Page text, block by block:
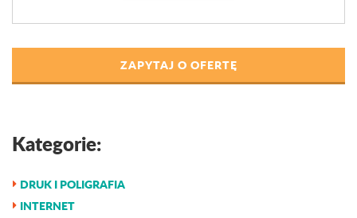
ZAPYTAJ O OFERTĘ
Kategorie:
DRUK I POLIGRAFIA
INTERNET